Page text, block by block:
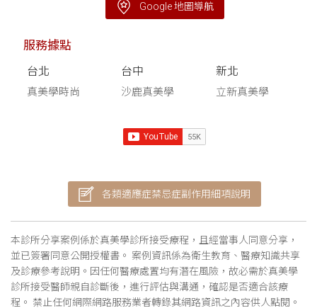
Google 地圖導航
服務據點
台北
真美學時尚
台中
沙鹿真美學
新北
立新真美學
各類適應症禁忌症副作用細項說明
本診所分享案例係於真美學診所接受療程，且經當事人同意分享，
並已簽署同意公開授權書。 案例資訊係為衛生教育、醫療知識共享
及診療參考說明。因任何醫療處置均有潛在風險，故必需於真美學
診所接受醫師親自診斷後，進行評估與溝通，確認是否適合該療
程。 禁止任何網際網路服務業者轉錄其網路資訊之內容供人點閱。